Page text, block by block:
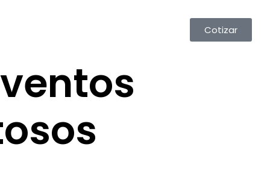
Cotizar